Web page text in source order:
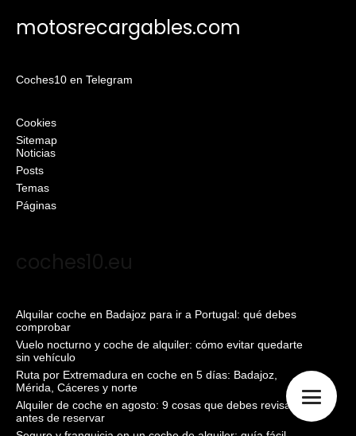
motosrecargables.com
Coches10 en Telegram
Cookies
Sitemap
Noticias
Posts
Temas
Páginas
coches10.eu
Alquilar coche en Badajoz para ir a Portugal: qué debes
comprobar
Vuelo nocturno y coche de alquiler: cómo evitar quedarte
sin vehículo
Ruta por Extremadura en coche en 5 días: Badajoz,
Mérida, Cáceres y norte
Alquiler de coche en agosto: 9 cosas que debes revisar
antes de reservar